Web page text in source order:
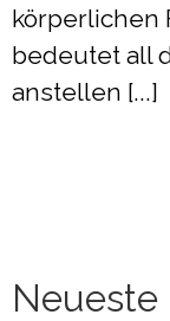
körperlichen
bedeutet all
anstellen [...]
Neueste